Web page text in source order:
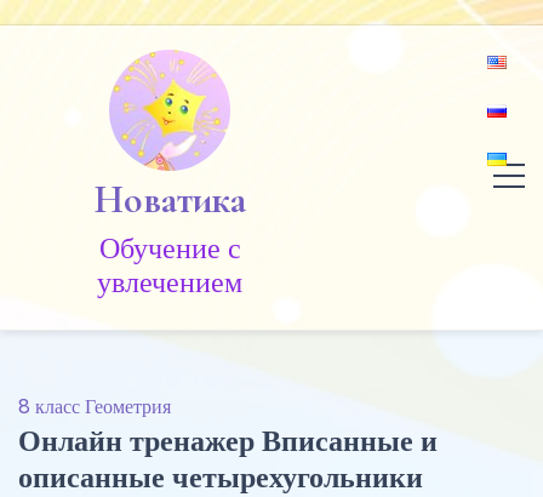
Skip
Новатика
Обучение c
увлечением
8 класс Геометрия
Онлайн тренажер Вписанные и
описанные четырехугольники